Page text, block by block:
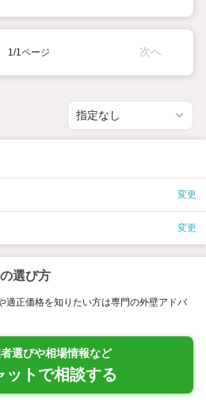
1/1ページ 次へ
変更
変更
選び方
適正価格を知りたい方は専門の外壁アドバ
選びや相場情報など
ットで相談する